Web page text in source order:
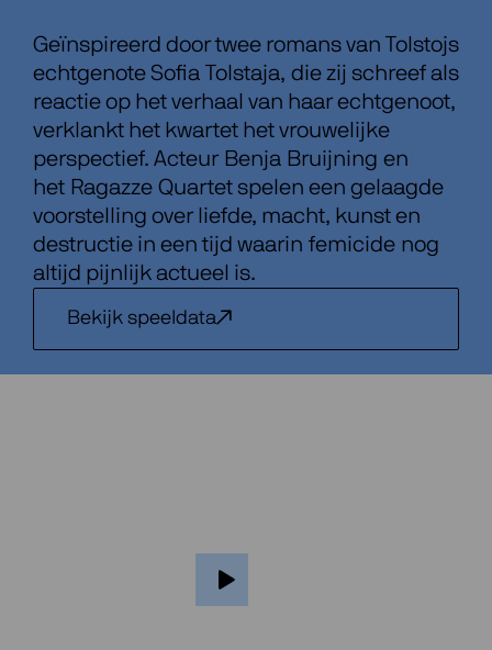
Geïnspireerd door twee romans van Tolstojs
echtgenote Sofia Tolstaja, die zij schreef als
reactie op het verhaal van haar echtgenoot,
verklankt het kwartet het vrouwelijke
perspectief. Acteur Benja Bruijning en
het Ragazze Quartet spelen een gelaagde
voorstelling over liefde, macht, kunst en
destructie in een tijd waarin femicide nog
altijd pijnlijk actueel is.
Bekijk speeldata